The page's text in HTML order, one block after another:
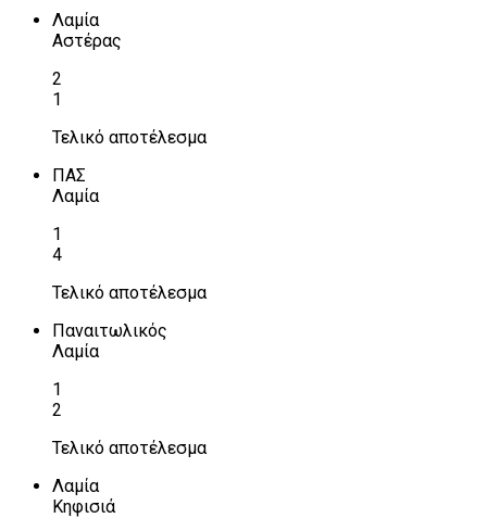
Λαμία
Αστέρας
2
1
Τελικό αποτέλεσμα
ΠΑΣ
Λαμία
1
4
Τελικό αποτέλεσμα
Παναιτωλικός
Λαμία
1
2
Τελικό αποτέλεσμα
Λαμία
Κηφισιά